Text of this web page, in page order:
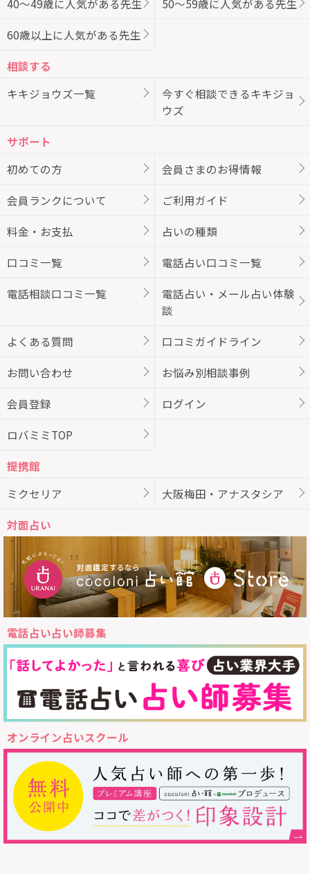
40～49歳に人気がある先生 50～59歳に人気がある先生
60歳以上に人気がある先生
相談する
キキジョウズ一覧
今すぐ相談できるキキジョ
ウズ
サポート
初めての方
会員さまのお得情報
会員ランクについて ご利用ガイド
料金・お支払 占いの種類
口コミ一覧 電話占い口コミ一覧
電話相談口コミ一覧
電話占い・メール占い体験
談
よくある質問 口コミガイドライン
お問い合わせ お悩み別相談事例
会員登録 ログイン
ロバミミTOP
提携館
ミクセリア
大阪梅田・アナスタシア
対面占い
電話占い占い師募集
オンライン占いスクール